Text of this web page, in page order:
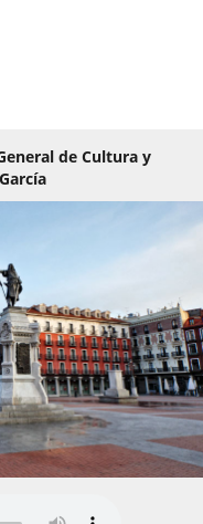
de Cultura y